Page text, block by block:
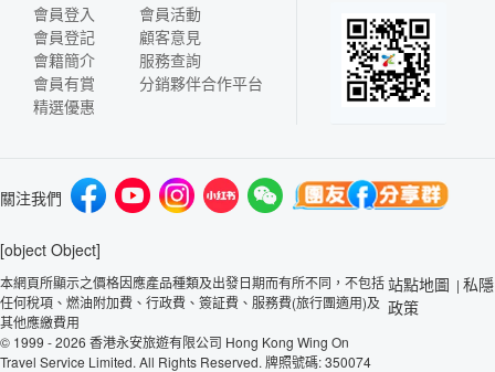
會員登入
會員登記
會籍簡介
會員有賞
精選優惠
會員活動
顧客意見
服務查詢
分銷夥伴合作平台
關注我們
[object Object]
本網頁所顯示之價格因應產品種類及出發日期而有所不同，不包括
任何稅項、燃油附加費、行政費、簽証費、服務費(旅行團適用)及
其他應繳費用
© 1999 - 2026 香港永安旅遊有限公司 Hong Kong Wing On
Travel Service Limited. All Rights Reserved. 牌照號碼: 350074
站點地圖 | 私隱
政策